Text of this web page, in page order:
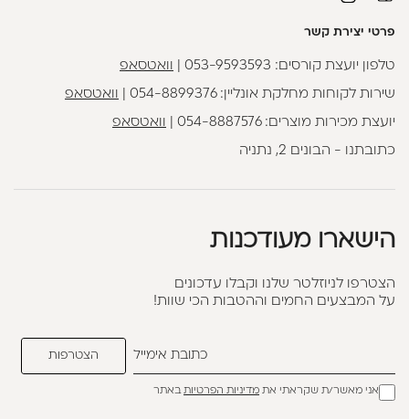
פרטי יצירת קשר
טלפון יועצת קורסים: 053-9593593 וואטסאפ
שירות לקוחות מחלקת אונליין:054-8899376 וואטסאפ
יועצת מכירות מוצרים:054-8887576 וואטסאפ
כתובתנו - הבונים 2, נתניה
הישארו מעודכנות
הצטרפו לניוזלטר שלנו וקבלו עדכונים
על המבצעים החמים וההטבות הכי שוות!
אני מאשר/ת שקראתי את מדיניות הפרטיותבאתר